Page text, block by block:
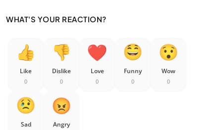
WHAT'S YOUR REACTION?
Like
0
Dislike
0
Love
0
Funny
0
Wow
0
Sad Angry